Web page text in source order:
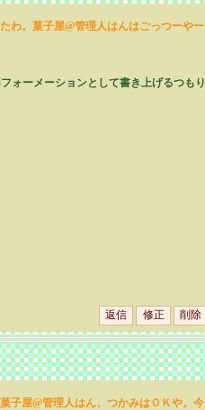
わ。菓子屋@管理人はんはごっつーやー
ォーメーションとして書き上げるつもり
子屋@管理人はん、つかみはＯＫや。今